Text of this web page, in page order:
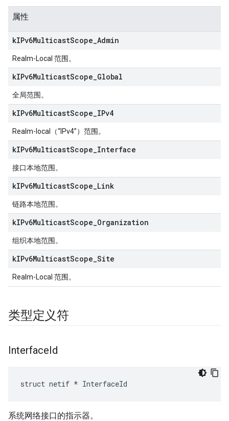
属性
kIPv6MulticastScope Admin
Realm-Local 范围。
kIPv6MulticastScope Global
全局范围。
kIPv6MulticastScope IPv4
Realm-local（“IPv4”）范围。
kIPv6MulticastScope Interface
接口本地范围。
kIPv6MulticastScope Link
链路本地范围。
kIPv6MulticastScope Organization
组织本地范围。
kIPv6MulticastScope Site
Realm-Local 范围。
类型定义符
InterfaceId
struct netif * InterfaceId
系统网络接口的指示器。